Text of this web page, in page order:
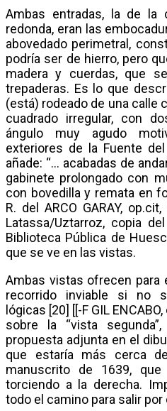
Ambas entradas, la de
redonda, eran las
abovedado perimetral,
podría ser de hierro, pero
madera y cuerdas, que
trepaderas. Es lo que
(está) rodeado de una calle
cuadrado irregular, con
ángulo muy agudo
exteriores de la Fuente
añade: “… acabadas de
gabinete prolongado con
con bovedilla y remata en
R. del ARCO GARAY,
Latassa/Uztarroz, copia
Biblioteca Pública de
que se ve en las vistas.
Ambas vistas ofrecen para
recorrido inviable si no
lógicas [20] [[-F GIL
sobre la “vista
propuesta adjunta en el
que estaría más cerca
manuscrito de 1639,
torciendo a la derecha.
todo el camino para salir